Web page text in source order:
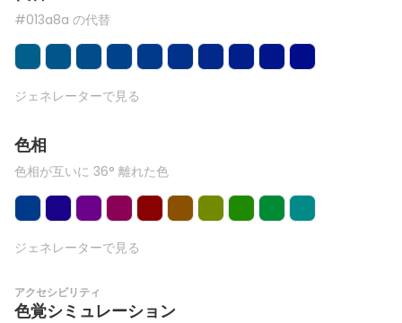
#013a8a の代替
ジェネレーターで見る
色相
色相が互いに 36° 離れた色
ジェネレーターで見る
アクセシビリティ
色覚シミュレーション